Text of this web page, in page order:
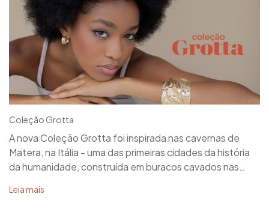
Coleção Grotta
A nova Coleção Grotta foi inspirada nas cavernas de
Matera, na Itália - uma das primeiras cidades da história
da humanidade, construída em buracos cavados nas
Leia mais